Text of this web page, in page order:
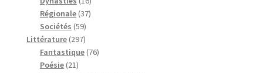
produits
Régionale 3737
Sociétés 5959
produits
Littérature 297297
produits
Fantastique 7676
Poésie 2121